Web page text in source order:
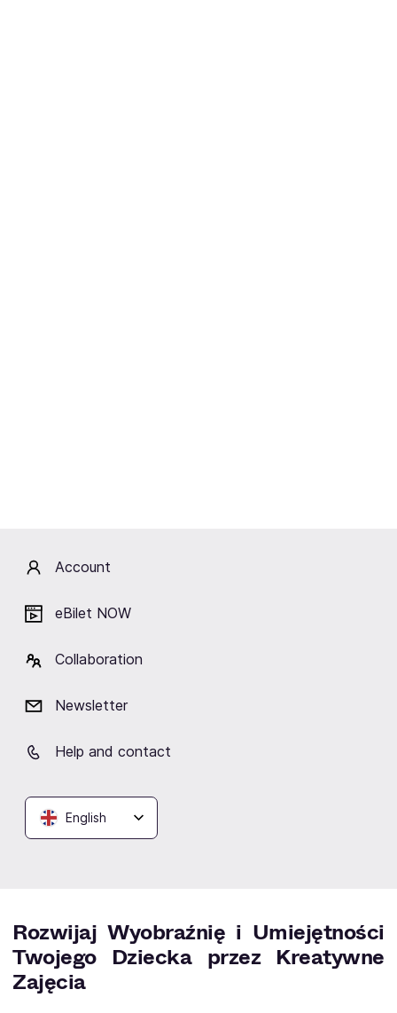
Account
eBilet NOW
Collaboration
Newsletter
Help and contact
English
tego, czy Twoje dziecko interesuje się nauką, sztuką
czy muzyką, znajdziesz warsztaty, które łączą naukę z
doświadczeń.
jak:
Poziom trudności:
Dzięki tym kryteriom możesz łatwo dopasować zajęcia
pozwala na bardziej indywidualne
podejście.Zainwestuj w rozwój swojego dziecka
wybierając warsztaty, które nie tylko uczą, ale także
Rozwijaj Wyobraźnię i Umiejętności
Twojego Dziecka przez Kreatywne
Zajęcia